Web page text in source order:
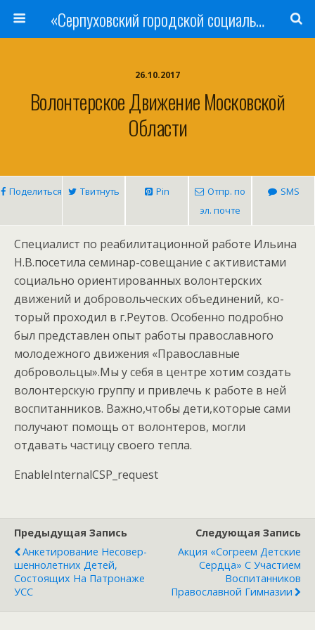
«Серпуховский городской социально-реабилитационный Центр для несовершеннолетних»
26.10.2017
Волонтерское Движение Московской
Области
Поделиться Твитнуть Pin
Отпр. по
эл. почте
SMS
Специалист по ре­аби­лита­ци­он­ной работе Ильина
Н.В.посетила се­минар-со­веща­ние с активистами
социально ориентированных волонтерских
движений и добровольческих объ­еди­нений, ко­
торый проходил в г.Ре­утов. Осо­бен­но подробно
был представлен опыт работы православного
молодежного движения «Православные
добровольцы».Мы у себя в центре хотим создать
волонтерскую группу и привлечь к работе в ней
воспитанников. Важно,чтобы дети,которые сами
получают помощь от волонтеров, могли
отдавать частицу своего тепла.
EnableInternalCSP_request
Предыдущая Запись
Анкетирование Не­совер­
Шенно­лет­них Детей,
Состоящих На Патронаже
УСС
Следующая Запись
Акция «Согреем Детские
Сердца» С Участием
Воспитанников
Православной Гимназии